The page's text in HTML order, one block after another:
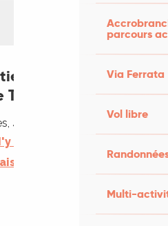
parcours
Via Ferrata
Vol libre
Multi-
qu'à un fil" -
T
46310 Concorès
rendre
en train !